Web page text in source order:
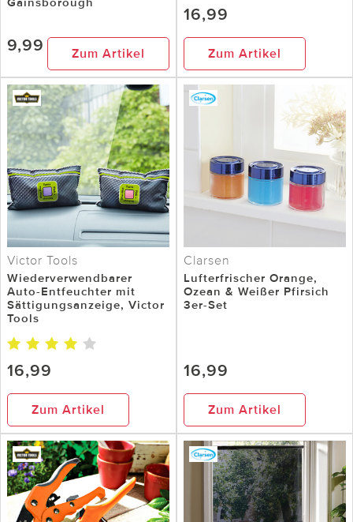
9,99 Zum Artikel
16,99
Zum Artikel
Victor Tools
Wiederverwendbarer
Auto-Entfeuchter mit
Sättigungsanzeige, Victor
Tools
16,99
Zum Artikel
Clarsen
Lufterfrischer Orange,
Ozean & Weißer Pfirsich
3er-Set
16,99
Zum Artikel